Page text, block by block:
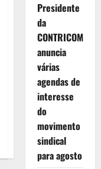
Presidente
da
CONTRICOM
anuncia
várias
agendas de
interesse
do
movimento
sindical
para agosto